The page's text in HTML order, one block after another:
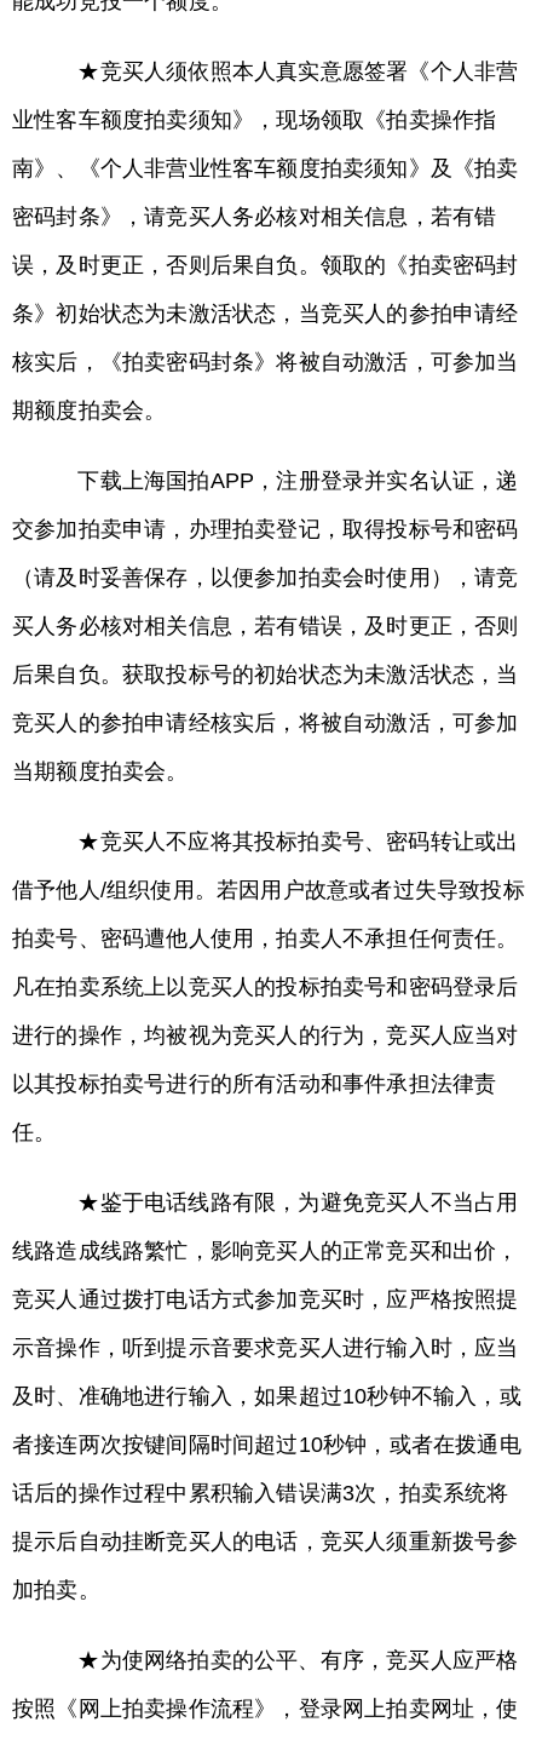
★竞买人须依照本人真实意愿签署《个人非营
业性客车额度拍卖须知》，现场领取《拍卖操作指
南》、《个人非营业性客车额度拍卖须知》及《拍卖
密码封条》，请竞买人务必核对相关信息，若有错
误，及时更正，否则后果自负。领取的《拍卖密码封
条》初始状态为未激活状态，当竞买人的参拍申请经
核实后，《拍卖密码封条》将被自动激活，可参加当
期额度拍卖会。
下载上海国拍APP，注册登录并实名认证，递
交参加拍卖申请，办理拍卖登记，取得投标号和密码
（请及时妥善保存，以便参加拍卖会时使用），请竞
买人务必核对相关信息，若有错误，及时更正，否则
后果自负。获取投标号的初始状态为未激活状态，当
竞买人的参拍申请经核实后，将被自动激活，可参加
当期额度拍卖会。
★竞买人不应将其投标拍卖号、密码转让或出
借予他人/组织使用。若因用户故意或者过失导致投标
拍卖号、密码遭他人使用，拍卖人不承担任何责任。
凡在拍卖系统上以竞买人的投标拍卖号和密码登录后
进行的操作，均被视为竞买人的行为，竞买人应当对
以其投标拍卖号进行的所有活动和事件承担法律责
任。
★鉴于电话线路有限，为避免竞买人不当占用
线路造成线路繁忙，影响竞买人的正常竞买和出价，
竞买人通过拨打电话方式参加竞买时，应严格按照提
示音操作，听到提示音要求竞买人进行输入时，应当
及时、准确地进行输入，如果超过10秒钟不输入，或
者接连两次按键间隔时间超过10秒钟，或者在拨通电
话后的操作过程中累积输入错误满3次，拍卖系统将
提示后自动挂断竞买人的电话，竞买人须重新拨号参
加拍卖。
★为使网络拍卖的公平、有序，竞买人应严格
按照《网上拍卖操作流程》，登录网上拍卖网址，使